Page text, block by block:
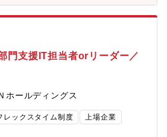
さらに加速させるためにソリューショ
こととなりました。【参考】・米国
全子会社化に関するお知らせ
ja/pr/2025/pdf/0909-
Nozomi Networks社の完全子会社化に
を含むSerendie?関連事業の拡大 -
ja/pr/2025/pdf/0909-
答要旨（報道機関／機関投資家・アナ
ja/pr/2025/pdf/0909-
業を中心に、幅広い業界の顧客に対して
門支援IT担当者orリーダー／
ホールディングス
レックスタイム制度
上場企業